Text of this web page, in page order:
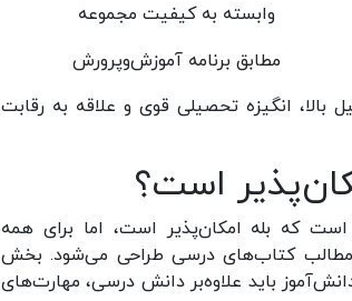
وابسته به کیفیت مجموعه
مطابق برنامه آموزش‌وپرورش
بالا، انگیزه تحصیلی قوی و علاقه به رقابت
است؟
که بله امکان‌پذیر است، اما برای همه
مطالب کتاب‌های درسی طراحی می‌شود. بخش
باید علاوه‌بر دانش درسی، مهارت‌های